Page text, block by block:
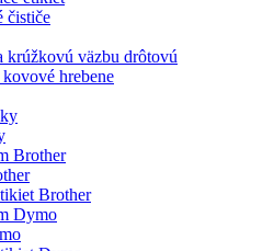
čističe
krúžkovú väzbu drôtovú
hrebene
Brother
Brother
Dymo